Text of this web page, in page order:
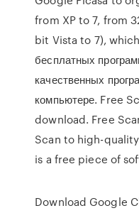
from XP to 7, from
bit Vista to 7),
бесплатных
качественных
компьютере. Free
download. Free
Scan to high-
is a free piece of
Download Google